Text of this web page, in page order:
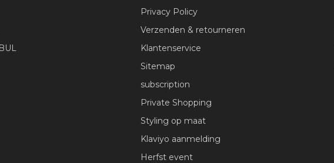
Privacy Policy
Verzenden & retourneren
Klantenservice
Sitemap
subscription
Private Shopping
Styling op maat
Klaviyo aanmelding
Herfst event